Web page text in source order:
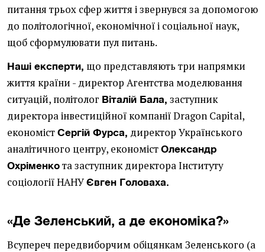
питання трьох сфер життя і звернувся за допомогою
до політологічної, економічної і соціальної наук,
щоб сформулювати пул питань.
Наші експерти, що представляють три напрямки
життя країни - директор Агентства моделювання
ситуацій, політолог Віталій Бала, заступник
директора інвестиційної компанії Dragon Capital,
економіст Сергій Фурса, директор Українського
аналітичного центру, економіст Олександр
Охріменко та заступник директора Інституту
соціології НАНУ Євген Головаха.
«Де Зеленський, а де економіка?»
Всупереч передвиборчим обіцянкам Зеленського (а